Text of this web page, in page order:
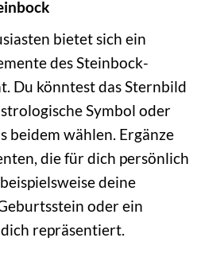
bietet sich ein
des Steinbock-
Du könntest das Sternbild
Symbol oder
beidem wählen. Ergänze
die für dich persönlich
deine
oder ein
repräsentiert.